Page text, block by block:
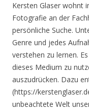
Kersten Glaser wohnt
Fotografie an der
persönliche Suche.
Genre und jedes
verstehen zu lernen.
dieses Medium zu
auszudrücken. Dazu
(https://
unbeachtete Welt